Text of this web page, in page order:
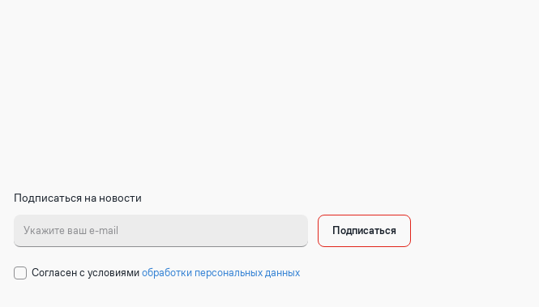
Подписаться на новости
Подписаться
Cогласен с условиямиобработки персональных данных